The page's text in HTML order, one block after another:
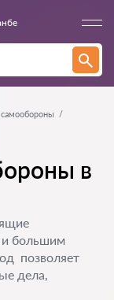
в
и большим
позволяет
дела,